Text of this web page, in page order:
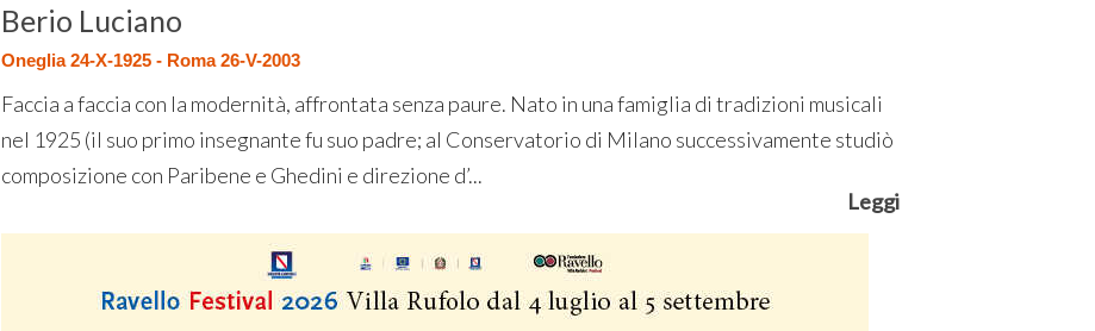
Berio Luciano
Oneglia 24-X-1925 - Roma 26-V-2003
Faccia a faccia con la modernità, affrontata senza paure. Nato in una famiglia di tradizioni musicali
nel 1925 (il suo primo insegnante fu suo padre; al Conservatorio di Milano successivamente studiò
composizione con Paribene e Ghedini e direzione d’...
Leggi